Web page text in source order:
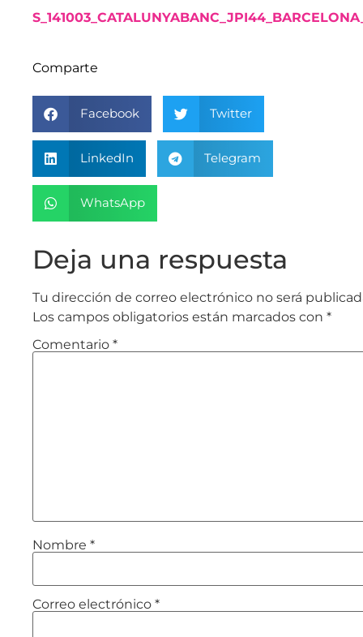
Comparte
Facebook Twitter
LinkedIn Telegram
WhatsApp
Deja una respuesta
Tu dirección de correo electrónico no será
Los campos obligatorios están marcados con *
Comentario *
Nombre *
Correo electrónico *